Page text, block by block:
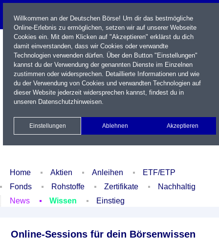
Name / WKN / ISIN / Kürzel
Newsletter Kontakt
Xetra Realtime
Watchlist Portfolio Login
Home Aktien Anleihen
ETF/ETP
Fonds
Rohstoffe Zertifikate
Nachhaltig
News
Wissen Einstieg
Online-Sessions für dein Börsenwissen
Willkommen an der Deutschen Börse! Um dir das bestmögliche
Online-Erlebnis zu ermöglichen, setzen wir auf unserer Webseite
Cookies ein. Mit dem Klicken auf "Akzeptieren" erklärst du dich
damit einverstanden, dass wir Cookies oder verwandte
Technologien verwenden dürfen. Über den Button "Einstellungen"
kannst du der Verwendung der genannten Dienste im Einzelnen
zustimmen oder widersprechen. Detaillierte Informationen und wie
du der Verwendung von Cookies und verwandten Technologien auf
dieser Website jederzeit widersprechen kannst, findest du in
unseren Datenschutzhinweisen.
Einstellungen Ablehnen Akzeptieren